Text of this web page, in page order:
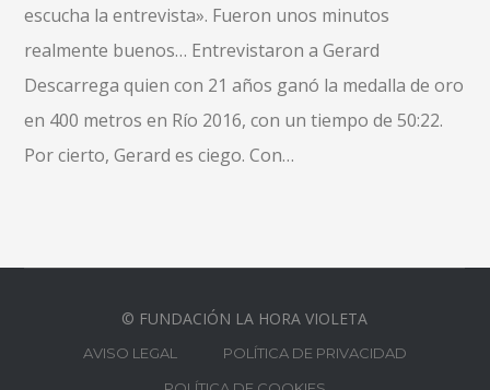
escucha la entrevista». Fueron unos minutos
realmente buenos… Entrevistaron a Gerard
Descarrega quien con 21 años ganó la medalla de oro
en 400 metros en Río 2016, con un tiempo de 50:22.
Por cierto, Gerard es ciego. Con…
© FUNDACIÓN LA HORA VIOLETA
AVISO LEGAL
POLÍTICA DE PRIVACIDAD